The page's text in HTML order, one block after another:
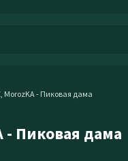
MorozKA - Пиковая дама
- Пиковая дама